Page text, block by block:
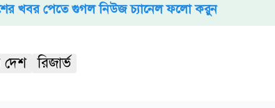
খবর পেতে গুগল নিউজ চ্যানেল ফলো করুন
রিজার্ভ